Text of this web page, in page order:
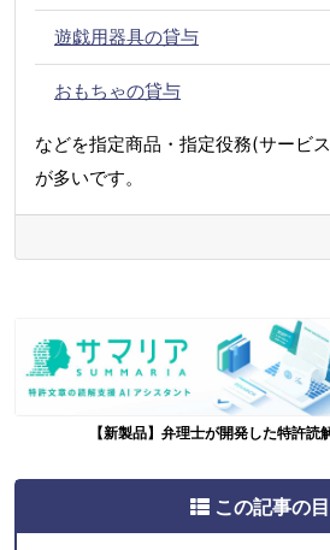
遊戯用器具の貸与
おもちゃの貸与
などを指定商品・指定役務(サービ
が多いです。
【新製品】弁理士が開発した特許読
この記事の